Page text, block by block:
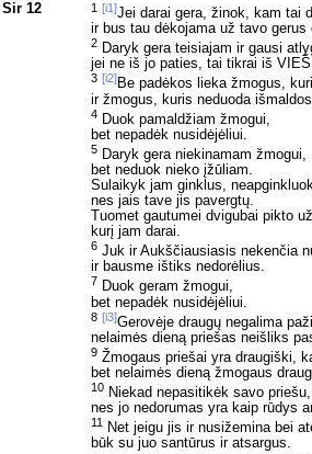
Sir 12 1 [i1]Jei darai gera, žinok, kam tai
ir bus tau dėkojama už tavo gerus
2 Daryk gera teisiajam ir gausi
jei ne iš jo paties, tai tikrai iš
3 [i2] Be padėkos lieka žmogus,
ir žmogus, kuris neduoda
4 Duok pamaldžiam žmogui,
bet nepadėk nusidėjėliui.
5 Daryk gera niekinamam žmogui,
bet neduok nieko įžūliam.
Sulaikyk jam ginklus,
nes jais tave jis pavergtų.
Tuomet gautumei dvigubai pikto
kurį jam darai.
6 Juk ir Aukščiausiasis nekenčia
ir bausme ištiks nedorėlius.
7 Duok geram žmogui,
bet nepadėk nusidėjėliui.
8 [i3]Gerovėje draugų negalima
nelaimės dieną priešas neišliks
9 Žmogaus priešai yra draugiški,
bet nelaimės dieną žmogaus
10 Niekad nepasitikėk savo priešu,
nes jo nedorumas yra kaip rūdys
11
Net jeigu jis ir nusižemina bei
būk su juo santūrus ir atsargus.